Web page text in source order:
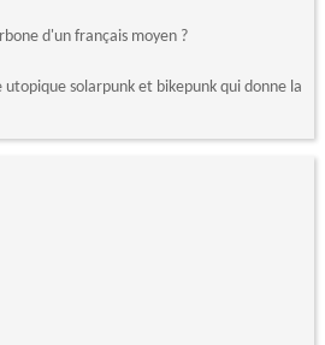
d'un français moyen ?
solarpunk et bikepunk qui donne la